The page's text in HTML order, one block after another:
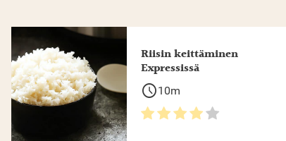
Riisin keittäminen
Expressissä
schedule10m